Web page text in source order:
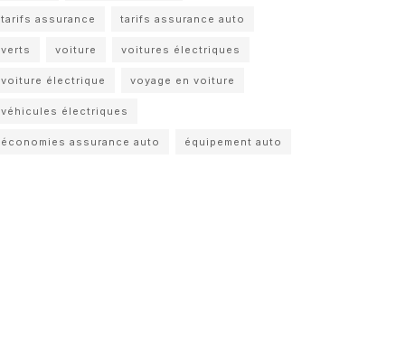
tarifs assurance tarifs assurance auto
verts voiture voitures électriques
voiture électrique voyage en voiture
véhicules électriques
économies assurance auto équipement auto